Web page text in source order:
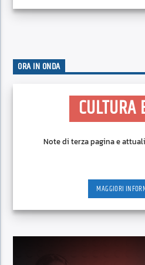
ORA IN ONDA
CULTURA
Note di terza pagina e
MAGGIORI